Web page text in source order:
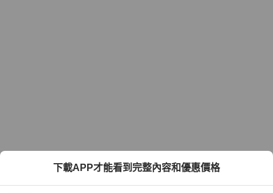
下載APP才能看到完整內容和優惠價格